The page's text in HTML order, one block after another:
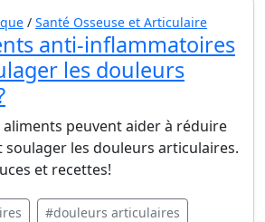
/ Santé Osseuse et Articulaire
anti-inflammatoires
les douleurs
aliments peuvent aider à réduire
les douleurs articulaires.
et recettes!
#douleurs articulaires